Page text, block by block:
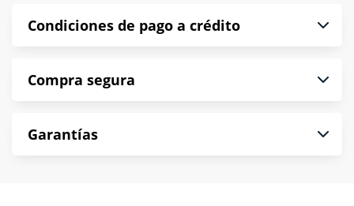
Condiciones de pago a crédito
puntualmente. Al finalizar tu compra generas el
*Sujeto a aprobación de crédito conforme a
norma de Muebles América.
Compra segura
compra es segura de principio a fin.
Garantías